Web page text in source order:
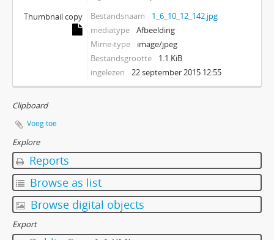
Thumbnail copy
Bestandsnaam
1_6_10_12_142.jpg
mediatype
Afbeelding
Mime-type
image/jpeg
Bestandsgrootte
1.1 KiB
ingelezen
22 september 2015 12:55
Clipboard
Voeg toe
Explore
Reports
Browse as list
Browse digital objects
Export